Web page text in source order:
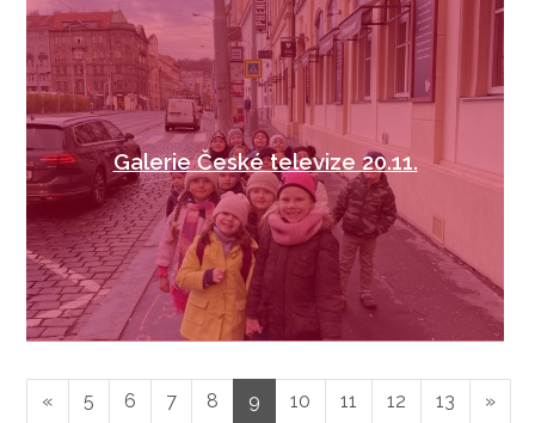
Galerie České televize 20.11.
« 5 6 7 8 9 10 11 12 13 »